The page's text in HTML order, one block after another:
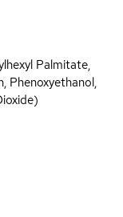
Palmitate,
Phenoxyethanol,